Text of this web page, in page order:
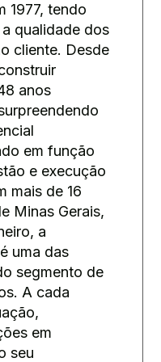
1977, tendo
qualidade dos
cliente. Desde
anos
em função
e execução
mais de 16
Minas Gerais,
a
uma das
segmento de
A cada
em
seu